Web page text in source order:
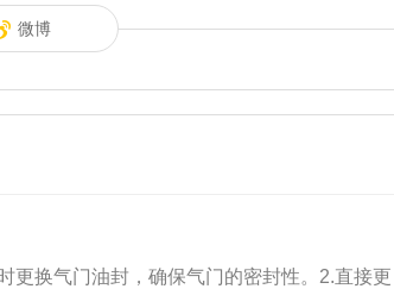
微博
更换气门油封，确保气门的密封性。2.直接更